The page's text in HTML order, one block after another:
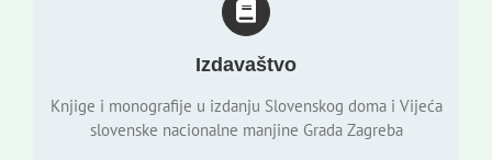
Izdavaštvo
Knjige i monografije u izdanju Slovenskog doma i Vijeća
slovenske nacionalne manjine Grada Zagreba